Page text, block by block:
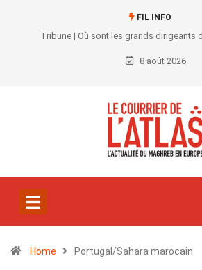
FIL INFO
Tribune | Où sont les grands dirigeants
8 août 2026
Home Portugal/Sahara marocain